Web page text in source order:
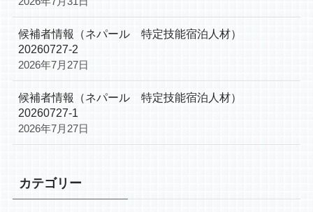
候補者情報（ネパール 特定技能宿泊人材）
20260727-2
2026年7月27日
候補者情報（ネパール 特定技能宿泊人材）
20260727-1
2026年7月27日
カテゴリー